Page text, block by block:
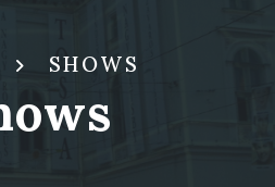
SHOWS